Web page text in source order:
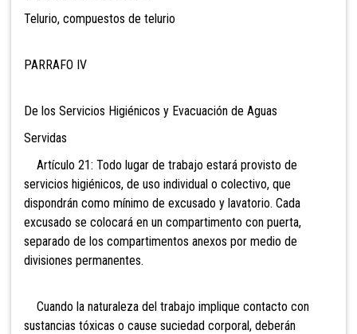
Telurio, compuestos de telurio
PARRAFO IV
De los Servicios Higiénicos y Evacuación de Aguas
Servidas
Artículo 21: Todo lugar de trabajo estará provisto de
servicios higiénicos, de uso individual o colectivo, que
dispondrán como mínimo de excusado y lavatorio. Cada
excusado se colocará en un compartimento con puerta,
separado de los compartimentos anexos por medio de
divisiones permanentes.
Cuando la naturaleza del trabajo implique contacto con
sustancias tóxicas o cause suciedad corporal, deberán